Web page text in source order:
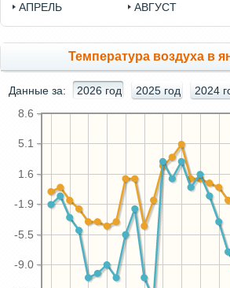
АПРЕЛЬ
АВГУСТ
Температура воздуха в
Данные за: 2026 год 2025 год 2024
-9.0
-5.5
-1.9
1.6
5.1
8.6